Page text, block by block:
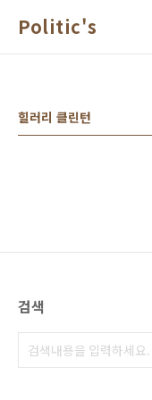
Politic's
힐러리 클린턴
검색